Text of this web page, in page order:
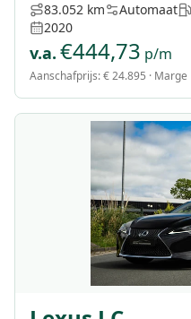
83.052 km
2020
Automaat
v.a. €444,73 p/m
Aanschafprijs:€ 24.895 · Marge